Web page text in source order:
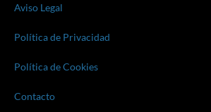
Aviso Legal
Política de Privacidad
Política de Cookies
Contacto